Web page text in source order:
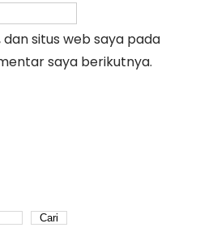
situs web saya pada
saya berikutnya.
Cari